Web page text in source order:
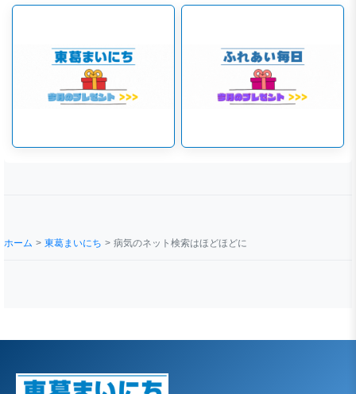
ホーム 東葛まいにち 病気のネット検索はほどほどに